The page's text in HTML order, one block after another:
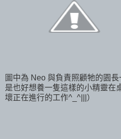
圖中為 Neo 與負責照顧牠的園
是也好想養一隻這樣的小精靈在
壞正在進行的工作^_^|||）